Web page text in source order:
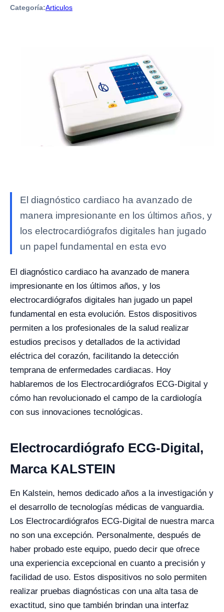
Categoría:Articulos
El diagnóstico cardiaco ha avanzado de
manera impresionante en los últimos años, y
los electrocardiógrafos digitales han jugado
un papel fundamental en esta evo
El diagnóstico cardiaco ha avanzado de manera
impresionante en los últimos años, y los
electrocardiógrafos digitales han jugado un papel
fundamental en esta evolución. Estos dispositivos
permiten a los profesionales de la salud realizar
estudios precisos y detallados de la actividad
eléctrica del corazón, facilitando la detección
temprana de enfermedades cardiacas. Hoy
hablaremos de los Electrocardiógrafos ECG-Digital y
cómo han revolucionado el campo de la cardiología
con sus innovaciones tecnológicas.
Electrocardiógrafo ECG-Digital,
Marca KALSTEIN
En Kalstein, hemos dedicado años a la investigación y
el desarrollo de tecnologías médicas de vanguardia.
Los Electrocardiógrafos ECG-Digital de nuestra marca
no son una excepción. Personalmente, después de
haber probado este equipo, puedo decir que ofrece
una experiencia excepcional en cuanto a precisión y
facilidad de uso. Estos dispositivos no solo permiten
realizar pruebas diagnósticas con una alta tasa de
exactitud, sino que también brindan una interfaz